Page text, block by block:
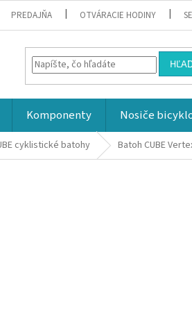
PREDAJŇA OTVÁRACIE HODINY
Komponenty Nosiče
cyklistické batohy Batoh CUBE